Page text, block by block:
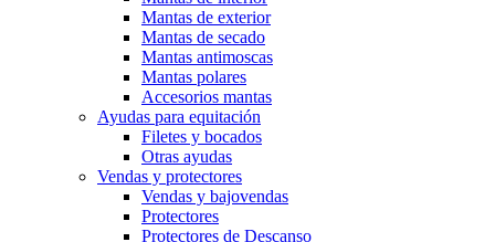
Mantas de exterior
Mantas de secado
Mantas antimoscas
Mantas polares
Accesorios mantas
Ayudas para equitación
Filetes y bocados
Otras ayudas
Vendas y protectores
Vendas y bajovendas
Protectores
Protectores de Descanso